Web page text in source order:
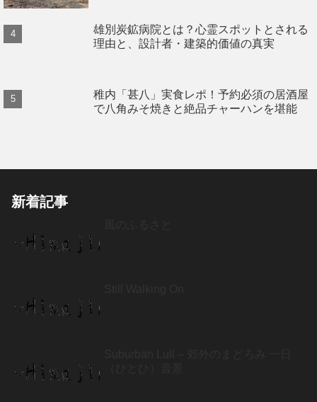
雄別炭鉱病院とは？心霊スポットとされる
理由と、設計者・建築的価値の真実
稚内「甚八」実食レポ！予約必須の居酒屋
で八角みそ焼きと絶品チャーハンを堪能
新着記事